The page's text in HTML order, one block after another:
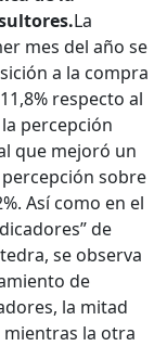
La
mes del año se
a la compra
respecto al
percepción
que mejoró un
sobre
Así como en el
de
se observa
de
la mitad
la otra